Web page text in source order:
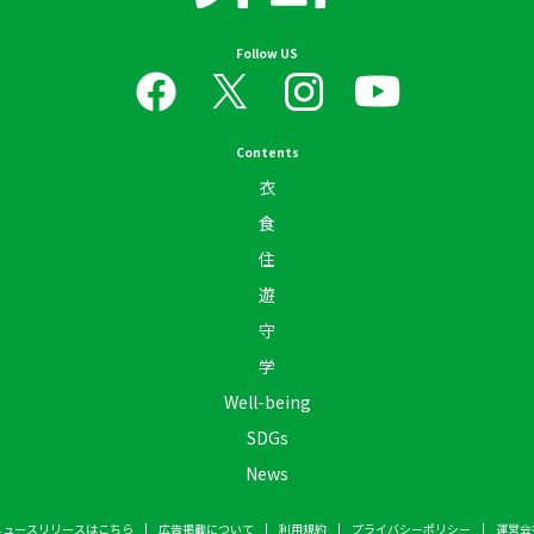
Follow US
Contents
衣
食
住
遊
守
学
Well-being
SDGs
News
ュースリリースはこちら 広告掲載について 利用規約 プライバシーポリシー 運営